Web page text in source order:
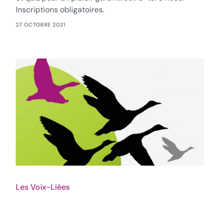
Inscriptions obligatoires.
27 OCTOBRE 2021
Les Voix-Liées